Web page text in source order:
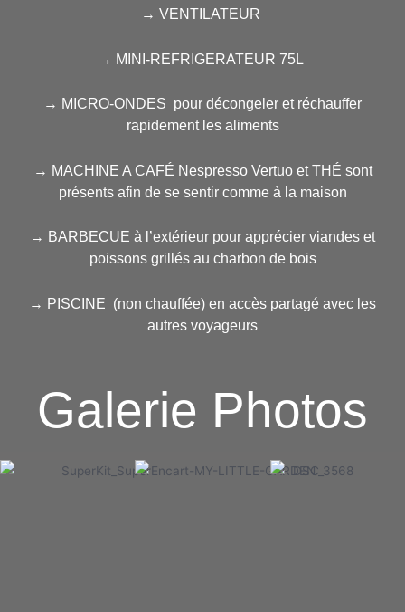
→ VENTILATEUR
→ MINI-REFRIGERATEUR 75L
→ MICRO-ONDES pour décongeler et réchauffer
rapidement les aliments
→ MACHINE A CAFÉ Nespresso Vertuo et THÉ sont
présents afin de se sentir comme à la maison
→ BARBECUE à l’extérieur pour apprécier viandes et
poissons grillés au charbon de bois
→ PISCINE (non chauffée) en accès partagé avec les
autres voyageurs
Galerie Photos